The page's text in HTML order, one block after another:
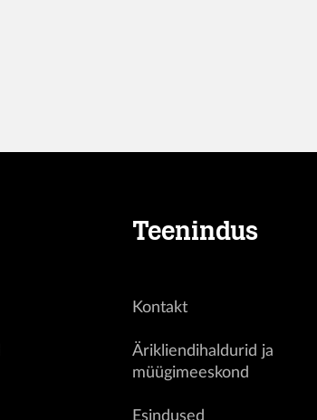
Teenindus
Kontakt
Ärikliendihaldurid ja
müügimeeskond
Esindused